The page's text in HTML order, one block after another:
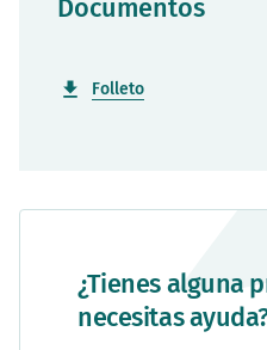
¿Tienes alguna
necesitas
Documentos
Folleto